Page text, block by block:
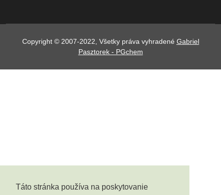
Táto stránka používa na poskytovanie
Copyright © 2007-2022, Všetky práva vyhradené Gabriel
Pasztorek - PGchem